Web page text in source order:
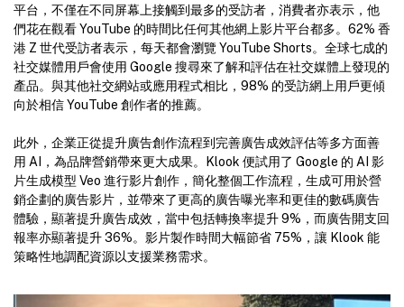
平台，不僅在不同屏幕上接觸到最多的受訪者，消費者亦表示，他
們花在觀看 YouTube 的時間比任何其他網上影片平台都多。62% 香
港 Z 世代受訪者表示，每天都會瀏覽 YouTube Shorts。全球七成的
社交媒體用戶會使用 Google 搜尋來了解和評估在社交媒體上發現的
產品。與其他社交網站或應用程式相比，98% 的受訪網上用戶更傾
向於相信 YouTube 創作者的推薦。
此外，企業正從提升廣告創作流程到完善廣告成效評估等多方面善
用 AI，為品牌營銷帶來更大成果。Klook 便試用了 Google 的 AI 影
片生成模型 Veo 進行影片創作，簡化整個工作流程，生成可用於營
銷企劃的廣告影片，並帶來了更高的廣告曝光率和更佳的數碼廣告
體驗，顯著提升廣告成效，當中包括轉換率提升 9%，而廣告開支回
報率亦顯著提升 36%。影片製作時間大幅節省 75%，讓 Klook 能
策略性地調配資源以支援業務需求。